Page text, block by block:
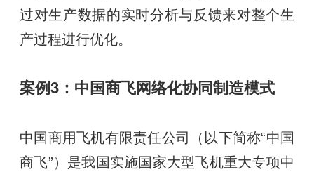
过对生产数据的实时分析与反馈来对整个生
产过程进行优化。
案例3：中国商飞网络化协同制造模式
中国商用飞机有限责任公司（以下简称“中国
商飞”）是我国实施国家大型飞机重大专项中